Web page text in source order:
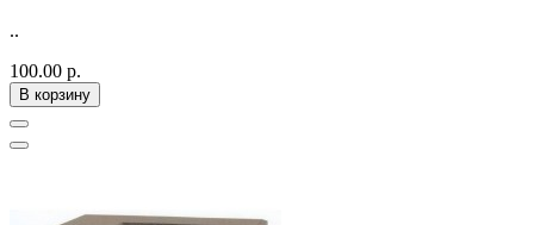
..
100.00 р.
В корзину